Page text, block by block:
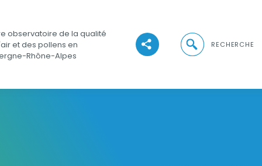
observatoire de la qualité
et des pollens en
Rhône-Alpes
Voir les réseaux sociaux
Ouvrir laRECHERCHE